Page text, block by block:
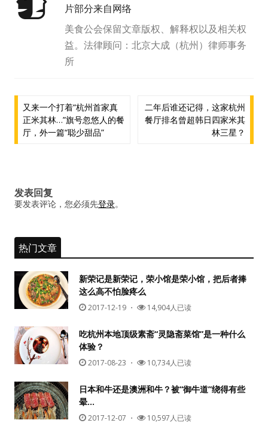
片部分来自网络
美食公会保留文章版权、解释权以及相关权
益。法律顾问：北京大成（杭州）律师事务
所
又来一个打着“杭州首家真
正米其林…”旗号忽悠人的餐
厅，外一篇“聪少甜品”
二年后谁还记得，这家杭州
餐厅排名曾超韩日四家米其
林三星？
发表回复
要发表评论，您必须先登录。
热门文章
新荣记是新荣记，荣小馆是荣小馆，把后者捧
这么高不怕脸疼么
2017-12-19 ・ 14,904人已读
吃杭州本地顶级素斋“灵隐斋菜馆”是一种什么
体验？
2017-08-23 ・ 10,734人已读
日本和牛还是澳洲和牛？被“御牛道”绕得有些
晕…
2017-12-07 ・ 10,597人已读